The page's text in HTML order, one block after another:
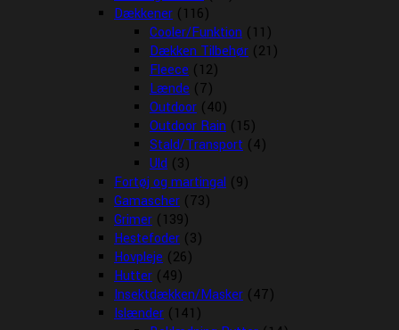
Dækkener (116)
Cooler/Funktion (11)
Dækken Tilbehør (21)
Fleece (12)
Lænde (7)
Outdoor (40)
Outdoor Rain (15)
Stald/Transport (4)
Uld (3)
Fortøj og martingal (9)
Gamascher (73)
Grimer (139)
Hestefoder (3)
Hovpleje (26)
Hutter (49)
Insektdækken/Masker (47)
Islænder (141)